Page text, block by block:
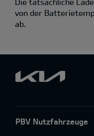
von der
ab.
PBV Nutzfahrzeuge